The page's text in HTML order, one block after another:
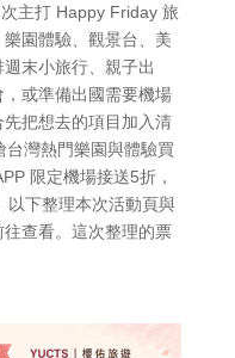
主打 Happy Friday 旅
園體驗、觀景台、美
末小旅行、親子出
或準備出國需要機場
把想去的項目加入清
灣熱門樂園與體驗買
限定機場接送5折，
以下整理本次活動頁與
查看。這次整理的票